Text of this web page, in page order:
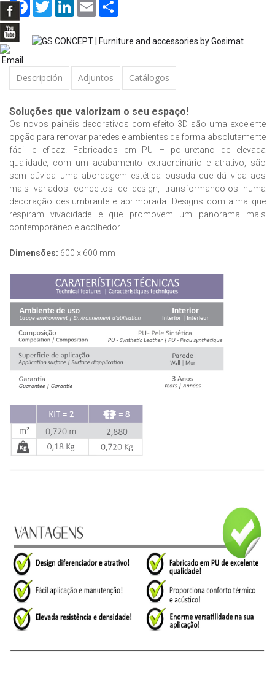
Descripción Adjuntos Catálogos
Soluções que valorizam o seu espaço!
Os novos painéis decorativos com efeito 3D são uma excelente
opção para renovar paredes e ambientes de forma absolutamente
fácil e eficaz! Fabricados em PU – poliuretano de elevada
qualidade, com um acabamento extraordinário e atrativo, são
sem dúvida uma abordagem estética ousada que dá vida aos
mais variados conceitos de design, transformando-os numa
decoração deslumbrante e aprimorada. Designs com alma que
respiram vivacidade e que promovem um panorama mais
contemporâneo e acolhedor.
Dimensões: 600 x 600 mm